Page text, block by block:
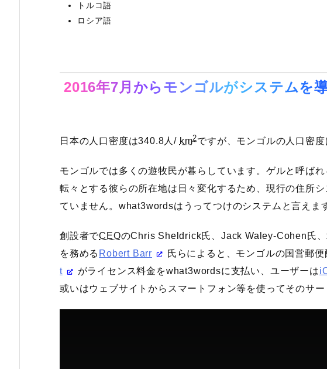
トルコ語
ロシア語
2016年7月からモンゴルがシステムを
日本の人口密度は340.8人/ km2ですが、モンゴルの人口密
モンゴルでは多くの遊牧民が暮らしています。ゲルと呼ば
転々とする彼らの所在地は日々変化するため、現行の住所
ていません。what3wordsはうってつけのシステムと言えま
創設者でCEOのChris Sheldrick氏、Jack Waley-Cohen氏
を務める Robert Barr 氏らによると、モンゴルの国営郵
t
がライセンス料金をwhat3wordsに支払い、ユーザーは
或いはウェブサイトからスマートフォン等を使ってそのサー